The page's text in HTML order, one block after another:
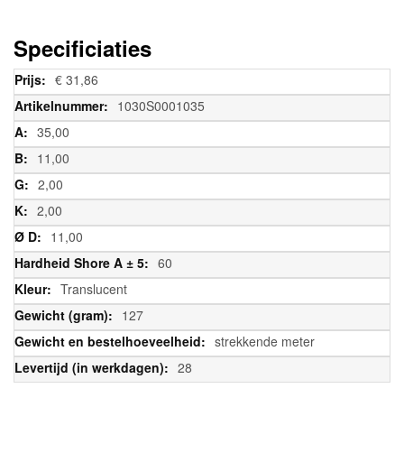
Specificiaties
Meer
informatie
€ 31,86
1030S0001035
35,00
11,00
2,00
2,00
11,00
60
Translucent
127
strekkende meter
28